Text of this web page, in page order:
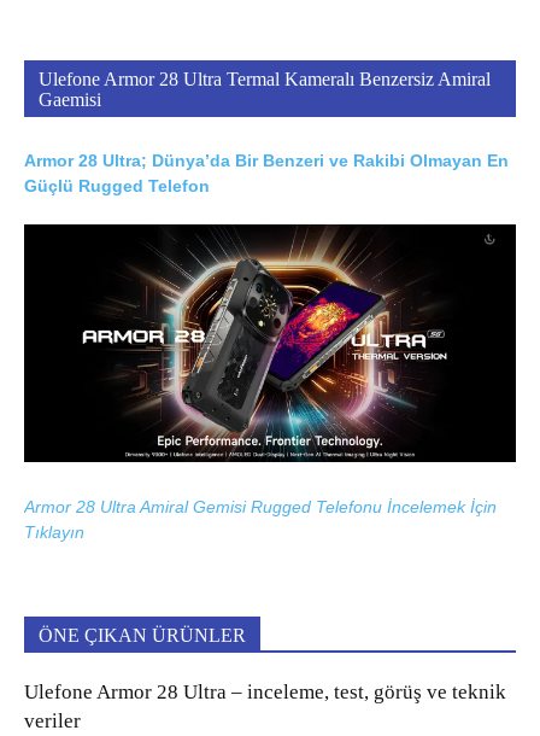
Ulefone Armor 28 Ultra Termal Kameralı Benzersiz Amiral
Gaemisi
Armor 28 Ultra; Dünya’da Bir Benzeri ve Rakibi Olmayan En
Güçlü Rugged Telefon
Armor 28 Ultra Amiral Gemisi Rugged Telefonu İncelemek İçin
Tıklayın
ÖNE ÇIKAN ÜRÜNLER
Ulefone Armor 28 Ultra – inceleme, test, görüş ve teknik
veriler